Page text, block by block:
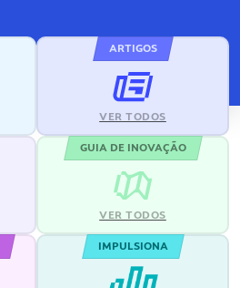
ARTIGOS
VER TODOS
GUIA DE INOVAÇÃO
VER TODOS
IMPULSIONA